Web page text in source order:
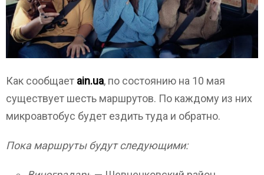
Как сообщает ain.ua, по состоянию на 10 мая
существует шесть маршрутов. По каждому из них
микроавтобус будет ездить туда и обратно.
Пока маршруты будут следующими: